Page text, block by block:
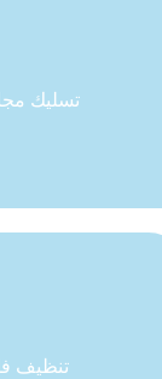
تسليك
تسليك
تنظيف
تنظيف